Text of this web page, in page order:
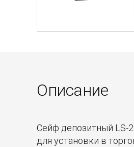
Описание
Сейф депозитный LS-
для установки в